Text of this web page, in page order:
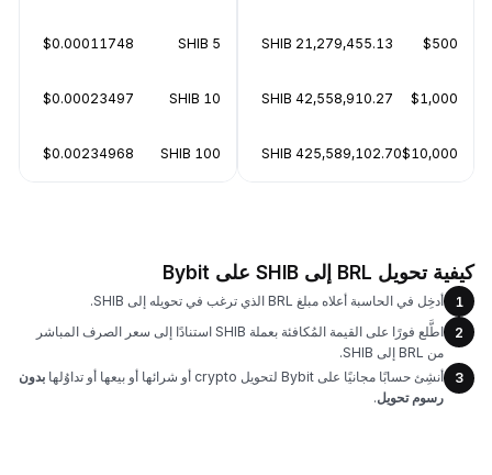
$500
21,279,455.13 SHIB
$1,000
42,558,910.27 SHIB
$10,000
425,589,102.70 SHIB
5 SHIB
$0.00011748
10 SHIB
$0.00023497
100 SHIB
$0.00234968
كيفية تحويل BRL إلى SHIB على Bybit
1
أدخِل في الحاسبة أعلاه مبلغ BRL الذي ترغب في تحويله إلى SHIB.
2
اطَّلع فورًا على القيمة المُكافئة بعملة SHIB استنادًا إلى سعر الصرف المباشر
من BRL إلى SHIB.
3
أنشِئ حسابًا مجانيًا على Bybit لتحويل crypto أو شرائها أو بيعها أو تداوُلها
بدون
رسوم تحويل.